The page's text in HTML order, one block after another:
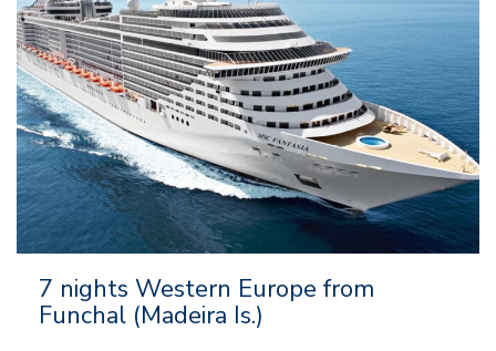
– Izklaide
– Uz kuģa aktivitātes
– Klubi bērniem un pusaudžiem
7 nights Western Europe from
Funchal (Madeira Is.)